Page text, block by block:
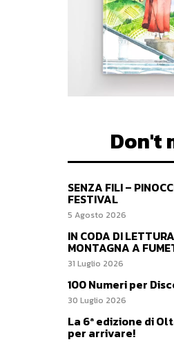
Don't
SENZA FILI –
FESTIVAL
5 Agosto 2026
IN CODA DI
MONTAGNA A
31 Luglio 2026
100 Numeri per
30 Luglio 2026
La 6ª edizione di
per arrivare!